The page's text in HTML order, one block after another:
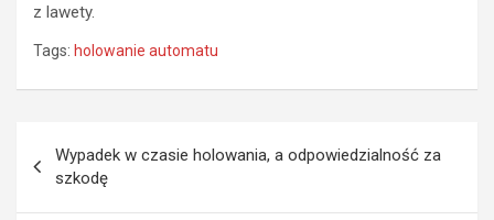
z lawety.
Tags: holowanie automatu
wpisu
Wypadek w czasie holowania, a odpowiedzialność za
szkodę